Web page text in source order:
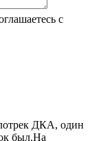
с
ДКА, один
был.На